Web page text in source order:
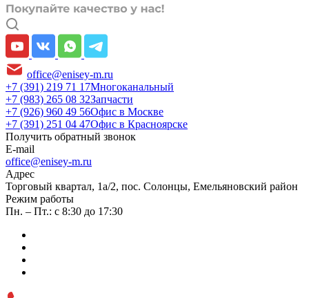
office@enisey-m.ru
+7 (391) 219 71 17Многоканальный
+7 (983) 265 08 32Запчасти
+7 (926) 960 49 56Офис в Москве
+7 (391) 251 04 47Офис в Красноярске
Получить обратный звонок
E-mail
office@enisey-m.ru
Адрес
​Торговый квартал, 1а/2, пос. Солонцы, Емельяновский район
Режим работы
Пн. – Пт.: с 8:30 до 17:30